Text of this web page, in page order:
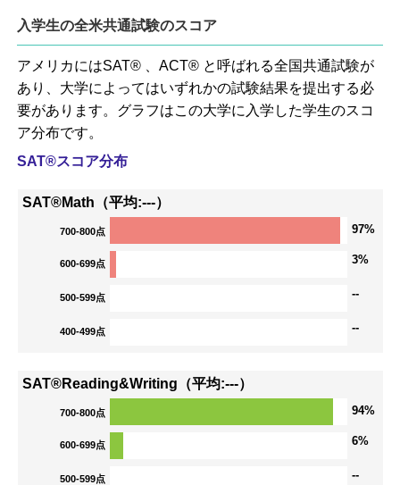
入学生の全米共通試験のスコア
アメリカにはSAT® 、ACT® と呼ばれる全国共通試験が
あり、大学によってはいずれかの試験結果を提出する必
要があります。グラフはこの大学に入学した学生のスコ
ア分布です。
SAT®スコア分布
SAT®Math（平均:---）
700-800点 97%
600-699点 3%
500-599点 --
400-499点 --
SAT®Reading&Writing（平均:---）
700-800点 94%
600-699点 6%
500-599点 --